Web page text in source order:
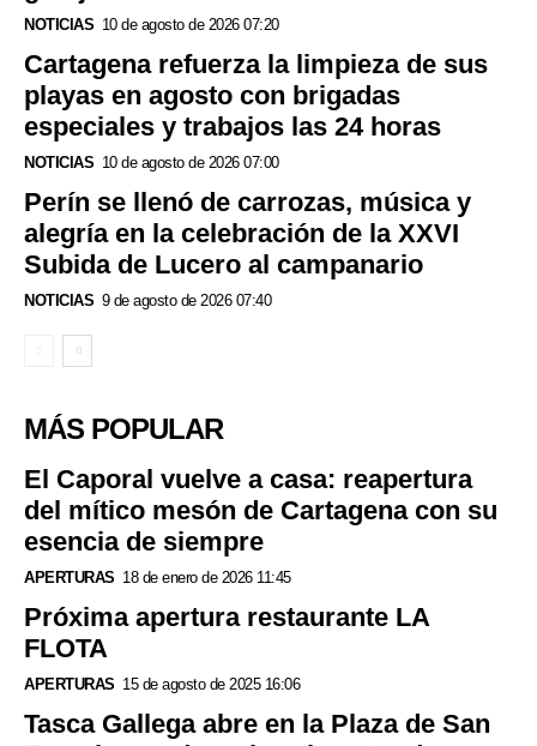
NOTICIAS 10 de agosto de 2026 07:20
Cartagena refuerza la limpieza de sus
playas en agosto con brigadas
especiales y trabajos las 24 horas
NOTICIAS 10 de agosto de 2026 07:00
Perín se llenó de carrozas, música y
alegría en la celebración de la XXVI
Subida de Lucero al campanario
NOTICIAS 9 de agosto de 2026 07:40
MÁS POPULAR
El Caporal vuelve a casa: reapertura
del mítico mesón de Cartagena con su
esencia de siempre
APERTURAS 18 de enero de 2026 11:45
Próxima apertura restaurante LA
FLOTA
APERTURAS 15 de agosto de 2025 16:06
Tasca Gallega abre en la Plaza de San